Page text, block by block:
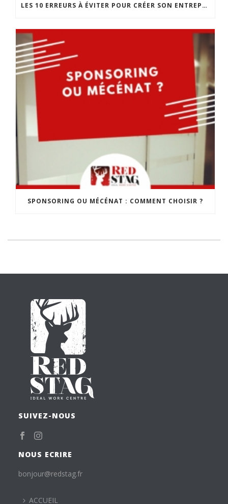
LES 10 ERREURS À ÉVITER POUR CRÉER SON ENTREPRISE
SPONSORING OU MÉCÉNAT : COMMENT CHOISIR ?
SUIVEZ-NOUS
NOUS ECRIRE
bonjour@redstag.fr
ACCUEIL